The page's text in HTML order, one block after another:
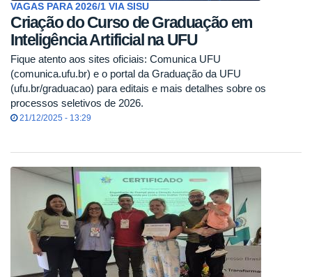
VAGAS PARA 2026/1 VIA SISU
Criação do Curso de Graduação em
Inteligência Artificial na UFU
Fique atento aos sites oficiais: Comunica UFU
(comunica.ufu.br) e o portal da Graduação da UFU
(ufu.br/graduacao) para editais e mais detalhes sobre os
processos seletivos de 2026.
21/12/2025 - 13:29